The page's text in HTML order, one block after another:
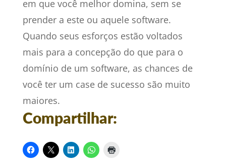
em que você melhor domina, sem se
prender a este ou aquele software.
Quando seus esforços estão voltados
mais para a concepção do que para o
domínio de um software, as chances de
você ter um case de sucesso são muito
maiores.
Compartilhar: